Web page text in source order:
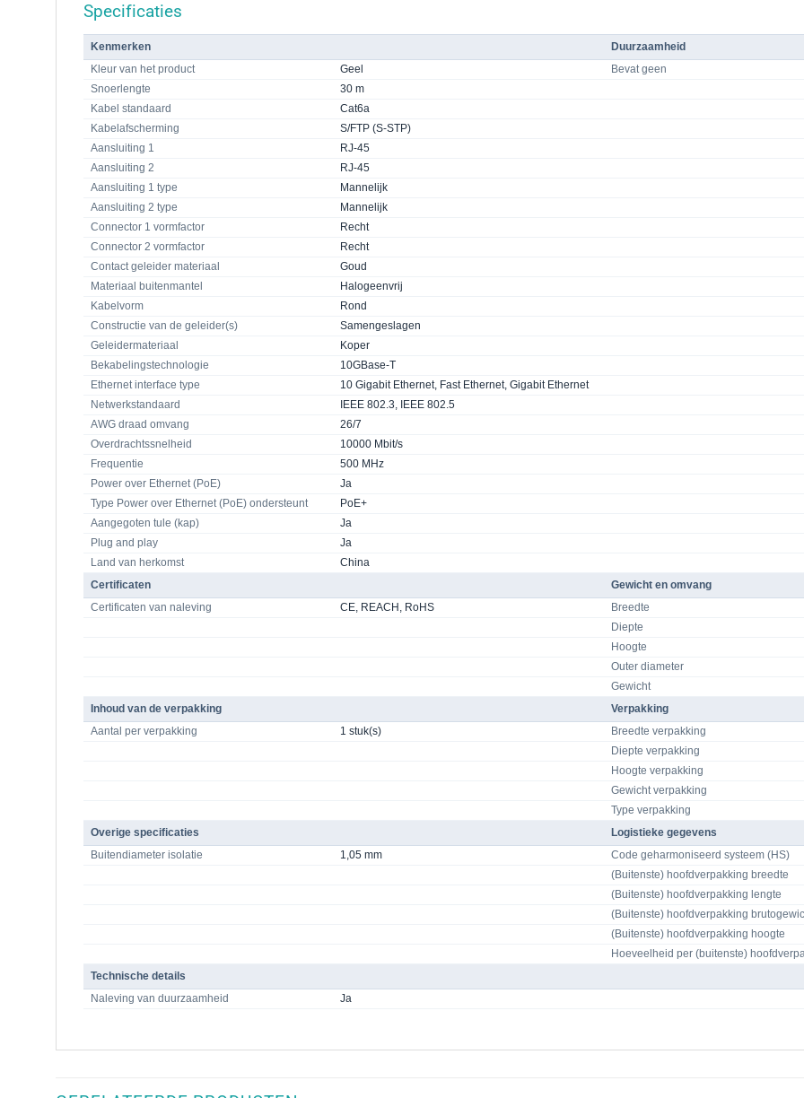
Specificaties
Kenmerken
Duurzaamheid
Kleur van het product
Geel Bevat geen
Snoerlengte
30 m
Kabel standaard
Cat6a
Kabelafscherming
S/FTP (S-STP)
Aansluiting 1
RJ-45
Aansluiting 2
RJ-45
Aansluiting 1 type
Mannelijk
Aansluiting 2 type
Mannelijk
Connector 1 vormfactor
Recht
Connector 2 vormfactor
Recht
Contact geleider materiaal
Goud
Materiaal buitenmantel
Halogeenvrij
Kabelvorm
Rond
Constructie van de geleider(s)
Samengeslagen
Geleidermateriaal
Koper
Bekabelingstechnologie
10GBase-T
Ethernet interface type
10 Gigabit Ethernet, Fast Ethernet, Gigabit Ethernet
Netwerkstandaard
IEEE 802.3, IEEE 802.5
AWG draad omvang
26/7
Overdrachtssnelheid
10000 Mbit/s
Frequentie
500 MHz
Power over Ethernet (PoE)
Ja
Type Power over Ethernet (PoE) ondersteunt
PoE+
Aangegoten tule (kap)
Ja
Plug and play
Ja
Land van herkomst
China
Certificaten
Gewicht en omvang
Certificaten van naleving
CE, REACH, RoHS Breedte
Diepte
Hoogte
Outer diameter
Gewicht
Inhoud van de verpakking
Verpakking
Aantal per verpakking
1 stuk(s) Breedte verpakking
Diepte verpakking
Hoogte verpakking
Gewicht verpakking
Type verpakking
Overige specificaties
Logistieke gegevens
Buitendiameter isolatie
1,05 mm Code geharmoniseerd systeem (HS)
(Buitenste) hoofdverpakking breedte
(Buitenste) hoofdverpakking lengte
(Buitenste) hoofdverpakking
(Buitenste) hoofdverpakking hoogte
Hoeveelheid per (buitenste)
Technische details
Naleving van duurzaamheid
Ja